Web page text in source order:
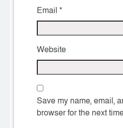
Email *
Website
Save my name, email,
browser for the next